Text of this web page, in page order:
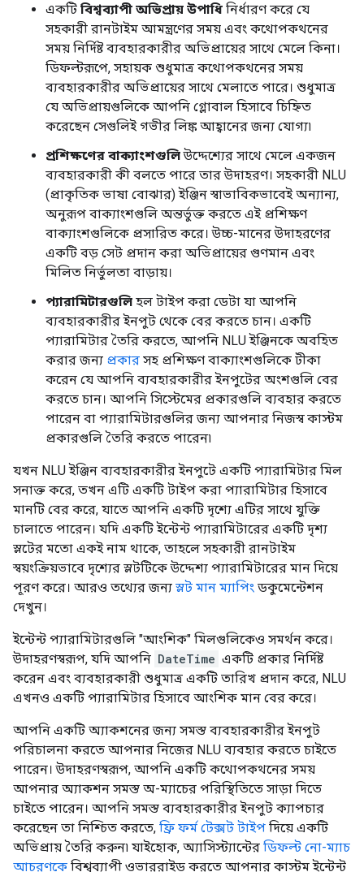
একটি বিশ্বব্যাপী অভিপ্রায় উপাধি নির্ধারণ করে যে
সহকারী রানটাইম আমন্ত্রণের সময় এবং কথোপকথনের
সময় নির্দিষ্ট ব্যবহারকারীর অভিপ্রায়ের সাথে মেলে কিনা।
ডিফল্টরূপে, সহায়ক শুধুমাত্র কথোপকথনের সময়
ব্যবহারকারীর অভিপ্রায়ের সাথে মেলাতে পারে। শুধুমাত্র
যে অভিপ্রায়গুলিকে আপনি গ্লোবাল হিসাবে চিহ্নিত
করেছেন সেগুলিই গভীর লিঙ্ক আহ্বানের জন্য যোগ্য৷
প্রশিক্ষণের বাক্যাংশগুলিউদ্দেশ্যের সাথে মেলে একজন
ব্যবহারকারী কী বলতে পারে তার উদাহরণ। সহকারী NLU
(প্রাকৃতিক ভাষা বোঝার) ইঞ্জিন স্বাভাবিকভাবেই অন্যান্য,
অনুরূপ বাক্যাংশগুলি অন্তর্ভুক্ত করতে এই প্রশিক্ষণ
বাক্যাংশগুলিকে প্রসারিত করে। উচ্চ-মানের উদাহরণের
একটি বড় সেট প্রদান করা অভিপ্রায়ের গুণমান এবং
মিলিত নির্ভুলতা বাড়ায়।
প্যারামিটারগুলি হল টাইপ করা ডেটা যা আপনি
ব্যবহারকারীর ইনপুট থেকে বের করতে চান। একটি
প্যারামিটার তৈরি করতে, আপনি NLU ইঞ্জিনকে অবহিত
করার জন্য প্রকার সহ প্রশিক্ষণ বাক্যাংশগুলিকে টীকা
করেন যে আপনি ব্যবহারকারীর ইনপুটের অংশগুলি বের
করতে চান। আপনি সিস্টেমের প্রকারগুলি ব্যবহার করতে
পারেন বা প্যারামিটারগুলির জন্য আপনার নিজস্ব কাস্টম
প্রকারগুলি তৈরি করতে পারেন৷
যখন NLU ইঞ্জিন ব্যবহারকারীর ইনপুটে একটি প্যারামিটার মিল
সনাক্ত করে, তখন এটি একটি টাইপ করা প্যারামিটার হিসাবে
মানটি বের করে, যাতে আপনি একটি দৃশ্যে এটির সাথে যুক্তি
চালাতে পারেন। যদি একটি ইন্টেন্ট প্যারামিটারের একটি দৃশ্য
স্লটের মতো একই নাম থাকে, তাহলে সহকারী রানটাইম
স্বয়ংক্রিয়ভাবে দৃশ্যের স্লটটিকে উদ্দেশ্য প্যারামিটারের মান দিয়ে
পূরণ করে। আরও তথ্যের জন্য স্লট মান ম্যাপিং ডকুমেন্টেশন
দেখুন।
ইন্টেন্ট প্যারামিটারগুলি "আংশিক" মিলগুলিকেও সমর্থন করে।
উদাহরণস্বরূপ, যদি আপনি DateTime একটি প্রকার নির্দিষ্ট
করেন এবং ব্যবহারকারী শুধুমাত্র একটি তারিখ প্রদান করে, NLU
এখনও একটি প্যারামিটার হিসাবে আংশিক মান বের করে।
আপনি একটি অ্যাকশনের জন্য সমস্ত ব্যবহারকারীর ইনপুট
পরিচালনা করতে আপনার নিজের NLU ব্যবহার করতে চাইতে
পারেন। উদাহরণস্বরূপ, আপনি একটি কথোপকথনের সময়
আপনার অ্যাকশন সমস্ত অ-ম্যাচের পরিস্থিতিতে সাড়া দিতে
চাইতে পারেন। আপনি সমস্ত ব্যবহারকারীর ইনপুট ক্যাপচার
করেছেন তা নিশ্চিত করতে, ফ্রি ফর্ম টেক্সট টাইপ দিয়ে একটি
অভিপ্রায় তৈরি করুন৷ যাইহোক, অ্যাসিস্ট্যান্টের ডিফল্ট নো-ম্যাচ
আচরণকে বিশ্বব্যাপী ওভাররাইড করতে আপনার কাস্টম ইন্টেন্ট